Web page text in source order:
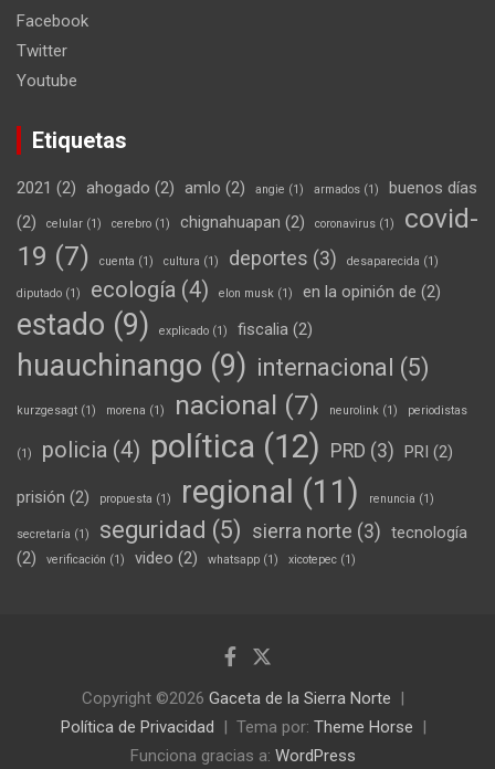
Facebook
Twitter
Youtube
Etiquetas
2021 (2) ahogado (2) amlo (2) angie (1) armados (1)
buenos días
(2)
celular (1) cerebro (1) chignahuapan (2) coronavirus (1)
covid-
19 (7) cuenta (1) cultura (1) deportes (3) desaparecida (1)
diputado (1) ecología (4) elon musk (1) en la opinión de (2)
estado (9) explicado (1) fiscalia (2)
huauchinango (9) internacional (5)
kurzgesagt (1) morena (1) nacional (7) neurolink (1) periodistas
(1) policia (4) política (12) PRD (3) PRI (2)
prisión (2) propuesta (1) regional (11) renuncia (1)
secretaría (1) seguridad (5) sierra norte (3) tecnología
(2)
verificación (1) video (2) whatsapp (1) xicotepec (1)
Copyright ©2026 Gaceta de la Sierra Norte
Política de Privacidad
Tema por: Theme Horse
Funciona gracias a: WordPress